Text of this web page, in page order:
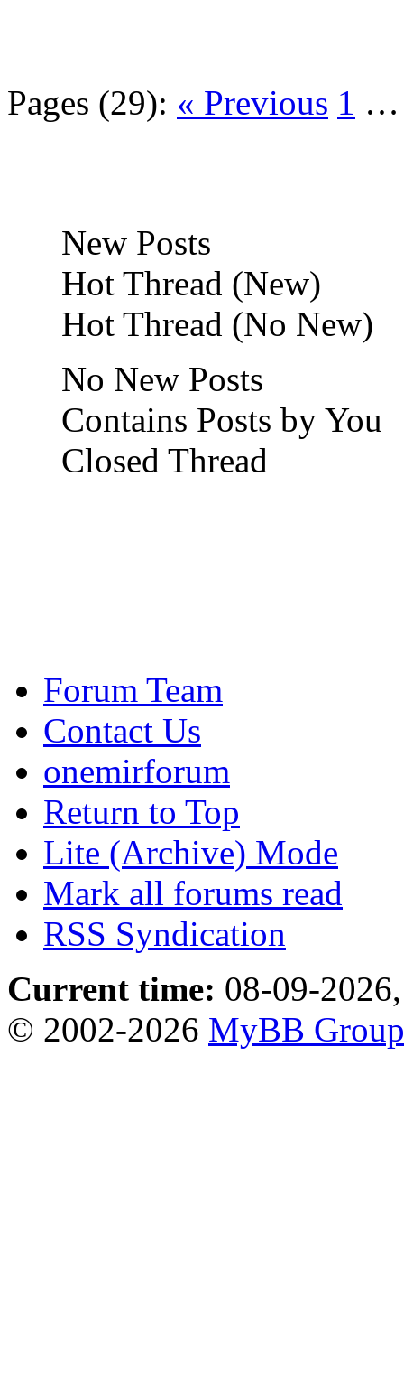
Pages (29): « Previous 1
New Posts
Hot Thread (New)
Hot Thread (No New)
No New Posts
Contains Posts by You
Closed Thread
Forum Team
Contact Us
onemirforum
Return to Top
Lite (Archive) Mode
Mark all forums read
RSS Syndication
Current time: 08-09-
© 2002-2026 MyBB Group